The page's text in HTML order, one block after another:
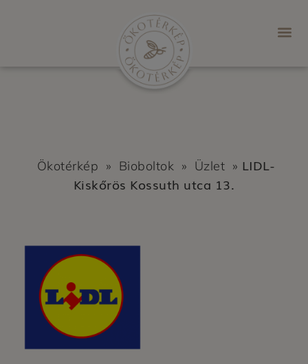
Ökotérkép » Bioboltok » Üzlet » LIDL-
Kiskőrös Kossuth utca 13.